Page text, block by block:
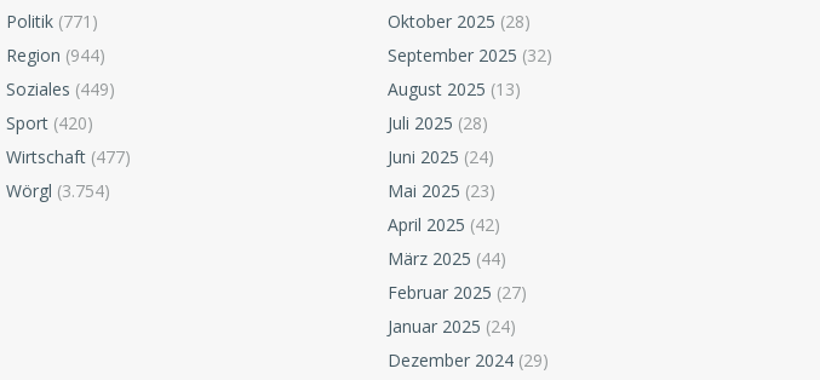
Politik (771)
Region (944)
Soziales (449)
Sport (420)
Wirtschaft (477)
Wörgl (3.754)
Oktober 2025 (28)
September 2025 (32)
August 2025 (13)
Juli 2025 (28)
Juni 2025 (24)
Mai 2025 (23)
April 2025 (42)
März 2025 (44)
Februar 2025 (27)
Januar 2025 (24)
Dezember 2024 (29)